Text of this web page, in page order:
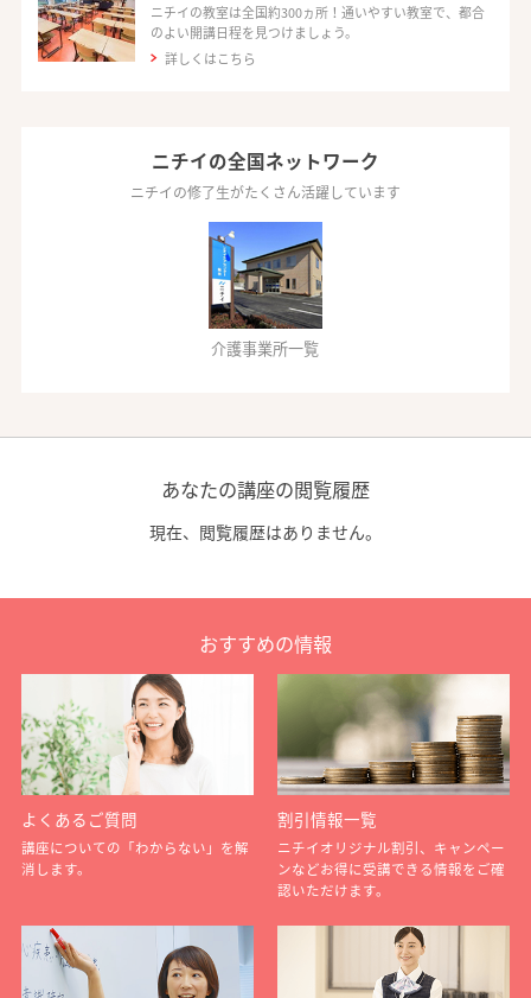
ニチイの教室は全国約300ヵ所！通いやすい教室で、都合
のよい開講日程を見つけましょう。
詳しくはこちら
ニチイの全国ネットワーク
ニチイの修了生がたくさん活躍しています
介護事業所一覧
あなたの講座の閲覧履歴
現在、閲覧履歴はありません。
おすすめの情報
よくあるご質問
講座についての「わからない」を解
消します。
割引情報一覧
ニチイオリジナル割引、キャンペー
ンなどお得に受講できる情報をご確
認いただけます。